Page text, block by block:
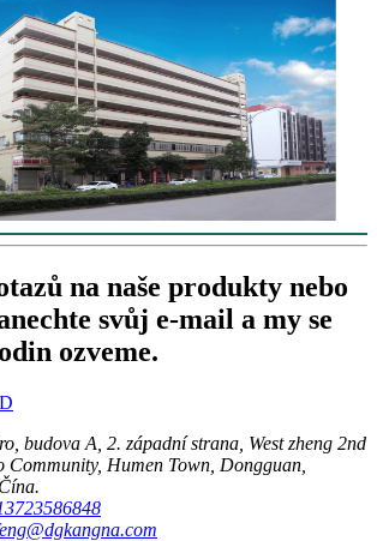
na naše produkty nebo
svůj e-mail a my se
ozveme.
budova A, 2. západní strana, West zheng 2nd
Community, Humen Town, Dongguan,